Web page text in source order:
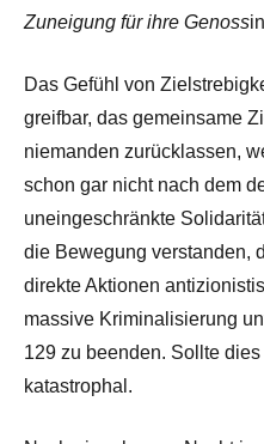
Zuneigung für ihre Genoss
Das Gefühl von
greifbar, das gemeinsame
niemanden zurücklassen,
schon gar nicht nach dem
uneingeschränkte
die Bewegung verstanden,
direkte Aktionen
massive Kriminalisierung
129 zu beenden. Sollte
katastrophal.